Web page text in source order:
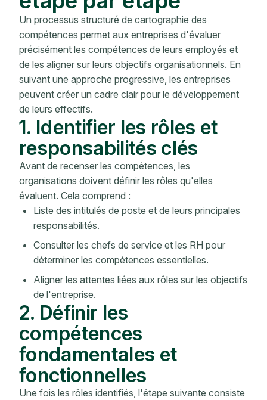
Un processus structuré de cartographie des
compétences permet aux entreprises d'évaluer
précisément les compétences de leurs employés et
de les aligner sur leurs objectifs organisationnels. En
suivant une approche progressive, les entreprises
peuvent créer un cadre clair pour le développement
de leurs effectifs.
1. Identifier les rôles et
responsabilités clés
Avant de recenser les compétences, les
organisations doivent définir les rôles qu'elles
évaluent. Cela comprend :
Liste des intitulés de poste et de leurs principales
responsabilités.
Consulter les chefs de service et les RH pour
déterminer les compétences essentielles.
Aligner les attentes liées aux rôles sur les objectifs
de l'entreprise.
2. Définir les
compétences
fondamentales et
fonctionnelles
Une fois les rôles identifiés, l'étape suivante consiste